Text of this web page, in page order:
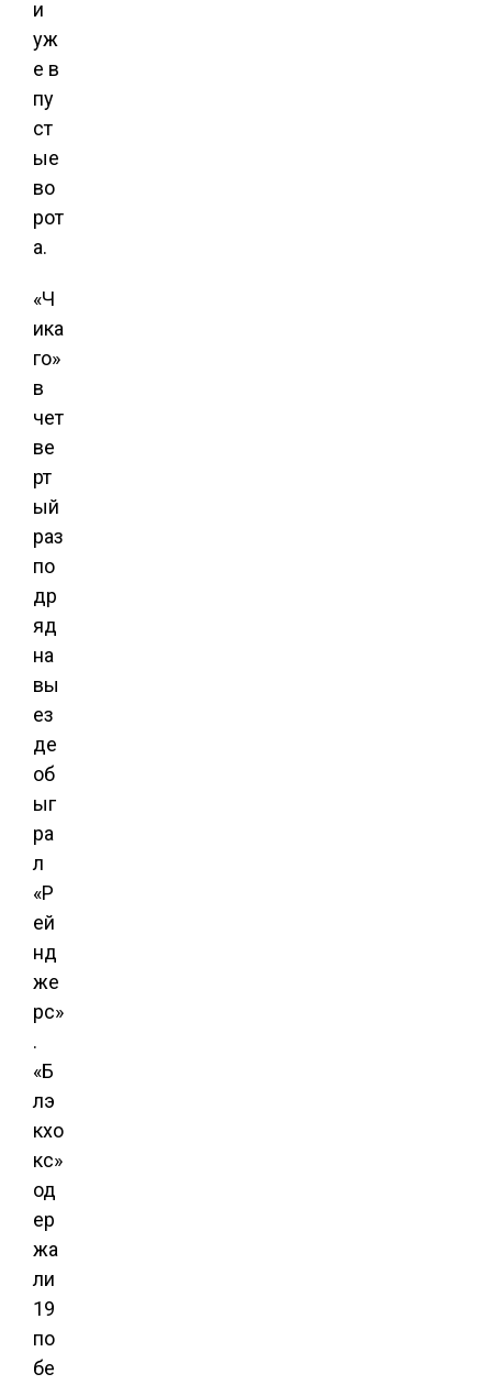
и
уж
е в
пу
ст
ые
во
рот
а.
«Ч
ика
го»
в
чет
ве
рт
ый
раз
по
др
яд
на
вы
ез
де
об
ыг
ра
л
«Р
ей
нд
же
рс»
.
«Б
лэ
кхо
кс»
од
ер
жа
ли
19
по
бе